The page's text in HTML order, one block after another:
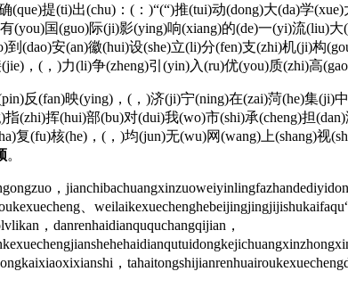
提(ti)出(chu)：(：)“(“)推(tui)动(dong)大(da)学
(you)国(guo)际(ji)影(ying)响(xiang)的(de)一(yi)流(liu)
(dao)安(an)徽(hui)设(she)立(li)分(fen)支(zhi)机(ji)构
，(，)力(li)争(zheng)引(yin)入(ru)优(you)质(zhi)高
映(ying)，(，)济(ji)宁(ning)在(zai)菏(he)集(ji)中
(zhi)挥(hui)部(bu)对(dui)我(wo)市(shi)承(cheng)担
复(fu)核(he)，(，)均(jun)无(wu)网(wang)上(shang)视
。
，
、
，danrenhaidianququchangqijian，
，